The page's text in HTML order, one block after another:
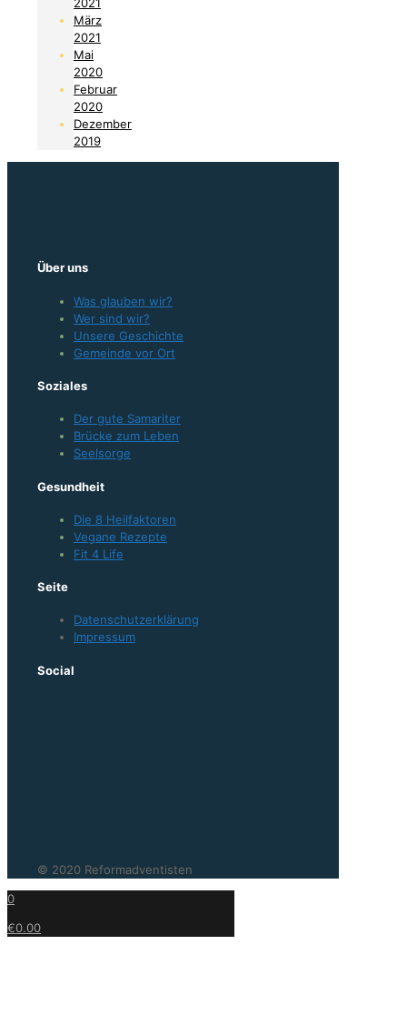
März
2021
Mai
2020
Februar
2020
Dezember
2019
Über uns
Was glauben wir?
Wer sind wir?
Unsere Geschichte
Gemeinde vor Ort
Soziales
Der gute Samariter
Brücke zum Leben
Seelsorge
Gesundheit
Die 8 Heilfaktoren
Vegane Rezepte
Fit 4 Life
Seite
Datenschutzerklärung
Impressum
Social
© 2020 Reformadventisten
0
€0.00